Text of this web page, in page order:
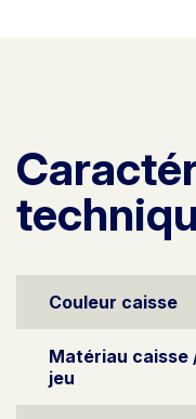
Couleur caisse
Matériau caisse
jeu